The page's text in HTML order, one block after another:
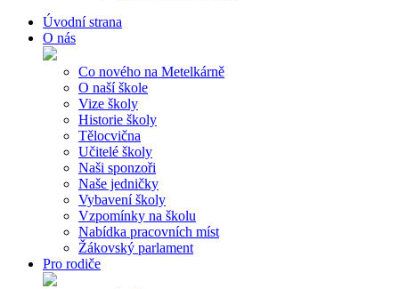
Úvodní strana
O nás
Co nového na Metelkárně
O naší škole
Vize školy
Historie školy
Tělocvična
Učitelé školy
Naši sponzoři
Naše jedničky
Vybavení školy
Vzpomínky na školu
Nabídka pracovních míst
Žákovský parlament
Pro rodiče